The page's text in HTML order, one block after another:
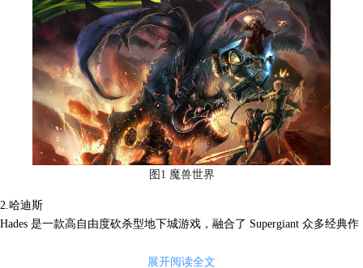
图1 魔兽世界
2.哈迪斯
Hades 是一款高自由度砍杀型地下城游戏，融合了 Supergiant 众多经典作
舞着来自奥林匹斯山充满神力的各种武器，获取奥林匹斯众神给予的恩
展开阅读全文